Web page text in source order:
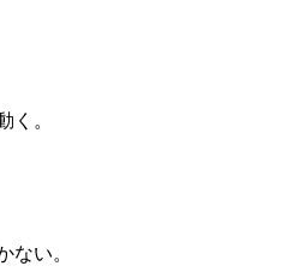
く。
ない。